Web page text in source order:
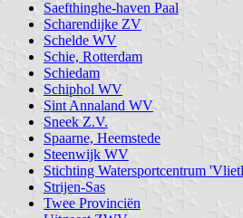
Saefthinghe-haven Paal
Scharendijke ZV
Schelde WV
Schie, Rotterdam
Schiedam
Schiphol WV
Sint Annaland WV
Sneek Z.V.
Spaarne, Heemstede
Steenwijk WV
Stichting Watersportcentrum
Strijen-Sas
Twee Provinciën